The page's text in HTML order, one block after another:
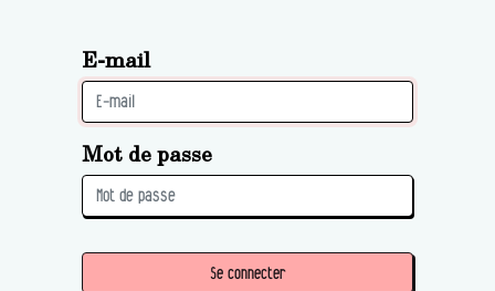
E-mail
Mot de passe
Se connecter